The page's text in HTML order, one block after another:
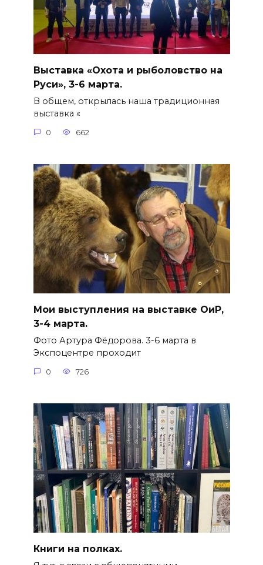
Выставка «Охота и рыболовство на
Руси», 3-6 марта.
В общем, открылась наша традиционная
выставка «
0 662
Мои выступления на выставке ОиР,
3-4 марта.
Фото Артура Фёдорова. 3-6 марта в
Экспоцентре проходит
0 726
Книги на полках.